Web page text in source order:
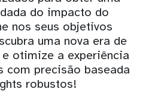
do impacto do
nos seus objetivos
uma nova era de
otimize a experiência
com precisão baseada
robustos!